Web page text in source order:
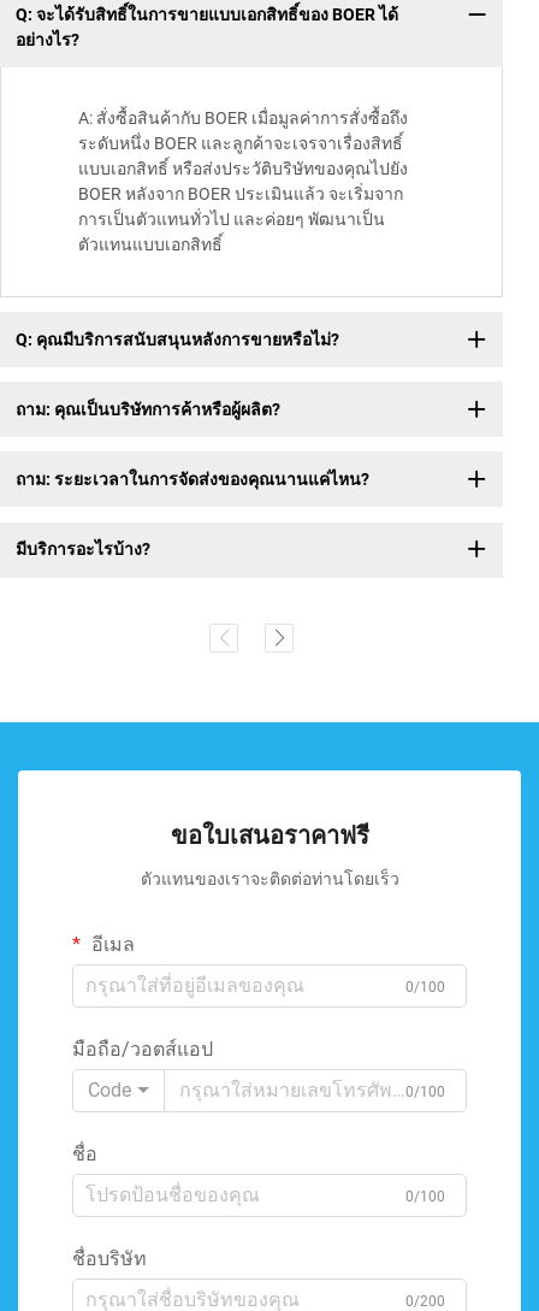
Q: จะได้รับสิทธิ์ในการขายแบบเอกสิทธิ์ของ BOER ได้
อย่างไร?
A: สั่งซื้อสินค้ากับ BOER เมื่อมูลค่าการสั่งซื้อถึง
ระดับหนึ่ง BOER และลูกค้าจะเจรจาเรื่องสิทธิ์
แบบเอกสิทธิ์ หรือส่งประวัติบริษัทของคุณไปยัง
BOER หลังจาก BOER ประเมินแล้ว จะเริ่มจาก
การเป็นตัวแทนทั่วไป และค่อยๆ พัฒนาเป็น
ตัวแทนแบบเอกสิทธิ์
Q: คุณมีบริการสนับสนุนหลังการขายหรือไม่?
ถาม: คุณเป็นบริษัทการค้าหรือผู้ผลิต?
ถาม: ระยะเวลาในการจัดส่งของคุณนานแค่ไหน?
มีบริการอะไรบ้าง?
ขอใบเสนอราคาฟรี
ตัวแทนของเราจะติดต่อท่านโดยเร็ว
อีเมล
0/100
มือถือ/วอตส์แอป
Code
0/100
ชื่อ
0/100
ชื่อบริษัท
0/200